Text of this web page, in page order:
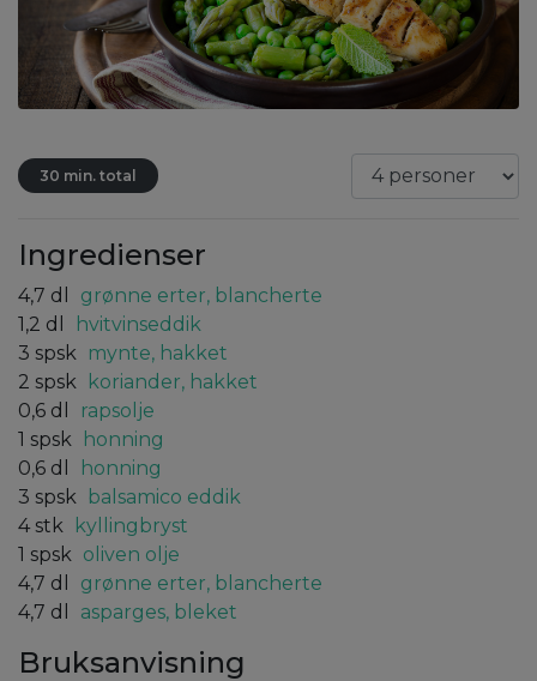
30 min. total
Ingredienser
4,7 dl
grønne erter, blancherte
1,2 dl
hvitvinseddik
3 spsk mynte, hakket
2 spsk
koriander, hakket
0,6 dl
rapsolje
1 spsk
honning
0,6 dl
honning
3 spsk
balsamico eddik
4 stk
kyllingbryst
1 spsk oliven olje
4,7 dl
grønne erter, blancherte
4,7 dl asparges, bleket
Bruksanvisning